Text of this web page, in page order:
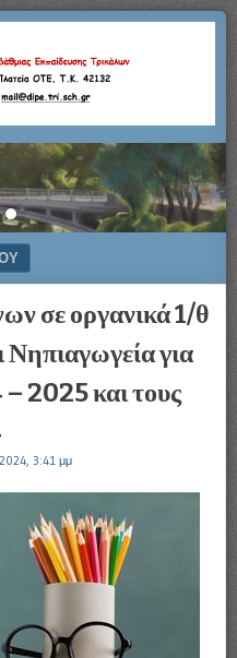
σε οργανικά 1/θ
Νηπιαγωγεία για
– 2025 και τους
3:41 μμ